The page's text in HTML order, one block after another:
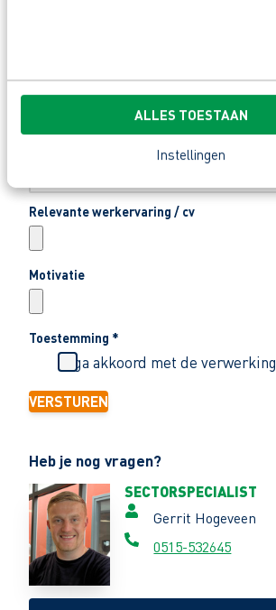
ALLES TOESTAAN
Instellingen
Telefoonnummer*
Relevante werkervaring / cv
Motivatie
Toestemming *
Ik ga akkoord met de
VERSTUREN
Heb je nog vragen?
SECTORSPECIALIST
Gerrit Hogeveen
0515-532645